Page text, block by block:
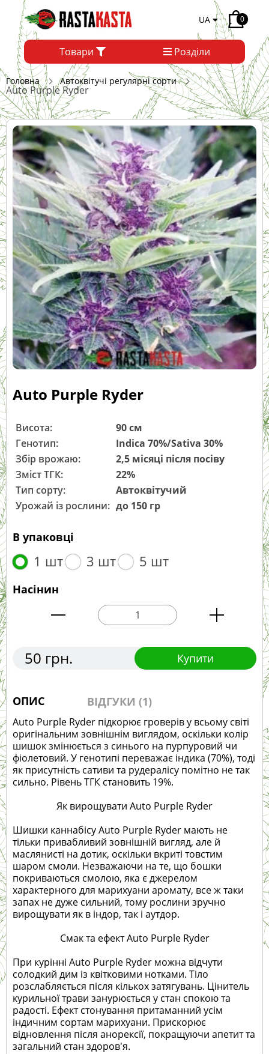
UA 0
Товари Розділи
Головна Автоквітучі регулярні сорти
Auto Purple Ryder
Auto Purple Ryder
Висота:
90 см
Генотип:
Indica 70%/Sativa 30%
Збір врожаю:
2,5 місяці після посіву
Зміст ТГК:
22%
Тип сорту:
Автоквітучий
Урожай із рослини: до 150 гр
В упаковці
1 шт 3 шт 5 шт
Насінин
50 грн. Купити
ОПИС ВІДГУКИ (1)
Auto Purple Ryder підкорює гроверів у всьому світі
оригінальним зовнішнім виглядом, оскільки колір
шишок змінюється з синього на пурпуровий чи
фіолетовий. У генотипі переважає індика (70%), тоді
як присутність сативи та рудералісу помітно не так
сильно. Рівень ТГК становить 19%.
Як вирощувати Auto Purple Ryder
Шишки каннабісу Auto Purple Ryder мають не
тільки привабливий зовнішній вигляд, але й
маслянисті на дотик, оскільки вкриті товстим
шаром смоли. Незважаючи на те, що бошки
покриваються смолою, яка є джерелом
характерного для марихуани аромату, все ж таки
запах не дуже сильний, тому рослини зручно
вирощувати як в індор, так і аутдор.
Смак та ефект Auto Purple Ryder
При курінні Auto Purple Ryder можна відчути
солодкий дим із квітковими нотками. Тіло
розслабляється після кількох затягувань. Цінитель
курильної трави занурюється у стан спокою та
радості. Ефект стонування притаманний усім
індичним сортам марихуани. Прискорює
відновлення після анорексії, покращуючи апетит та
загальний стан здоров'я.